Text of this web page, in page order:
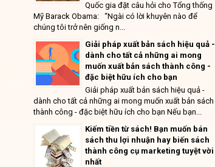
Quốc gia đặt câu hỏi cho Tổng thống
Mỹ Barack Obama: “Ngài có lời khuyên nào để
chúng tôi trở nên giống n...
Giải pháp xuất bản sách hiệu quả -
dành cho tất cả những ai mong
muốn xuất bản sách thành công -
đặc biệt hữu ích cho bạn
Giải pháp xuất bản sách hiệu quả -
dành cho tất cả những ai mong muốn xuất bản sách
thành công - đặc biệt hữu ích cho bạn Nếu bạn...
Kiếm tiền từ sách! Bạn muốn bán
sách thu lợi nhuận hay biến sách
thành công cụ marketing tuyệt vời
nhất